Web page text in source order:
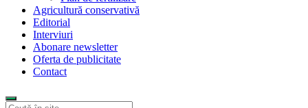
Agricultură conservativă
Editorial
Interviuri
Abonare newsletter
Oferta de publicitate
Contact